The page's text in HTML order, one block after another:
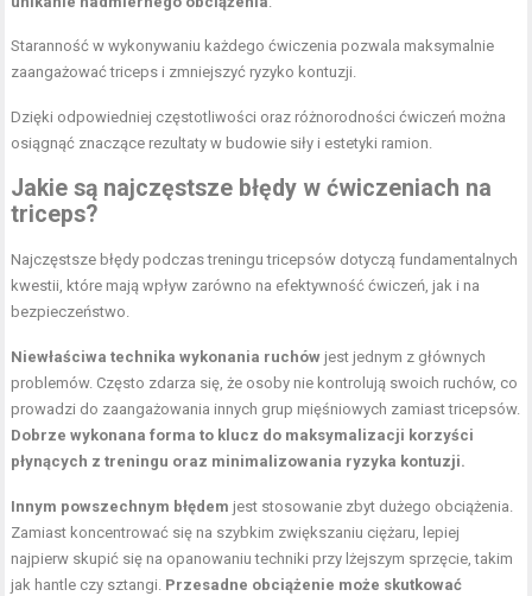
Staranność w wykonywaniu każdego ćwiczenia pozwala maksymalnie
zaangażować triceps i zmniejszyć ryzyko kontuzji.
Dzięki odpowiedniej częstotliwości oraz różnorodności ćwiczeń można
osiągnąć znaczące rezultaty w budowie siły i estetyki ramion.
Jakie są najczęstsze błędy w ćwiczeniach na
triceps?
Najczęstsze błędy podczas treningu tricepsów dotyczą fundamentalnych
kwestii, które mają wpływ zarówno na efektywność ćwiczeń, jak i na
bezpieczeństwo.
Niewłaściwa technika wykonania ruchów jest jednym z głównych
problemów. Często zdarza się, że osoby nie kontrolują swoich ruchów, co
prowadzi do zaangażowania innych grup mięśniowych zamiast tricepsów.
Dobrze wykonana forma to klucz do maksymalizacji korzyści
płynących z treningu oraz minimalizowania ryzyka kontuzji.
Innym powszechnym błędem jest stosowanie zbyt dużego obciążenia.
Zamiast koncentrować się na szybkim zwiększaniu ciężaru, lepiej
najpierw skupić się na opanowaniu techniki przy lżejszym sprzęcie, takim
jak hantle czy sztangi. Przesadne obciążenie może skutkować